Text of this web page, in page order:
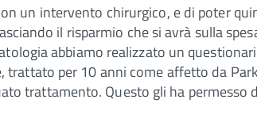
un intervento chirurgico, e di poter
il risparmio che si avrà sulla
abbiamo realizzato un
trattato per 10 anni come affetto da
trattamento. Questo gli ha permesso